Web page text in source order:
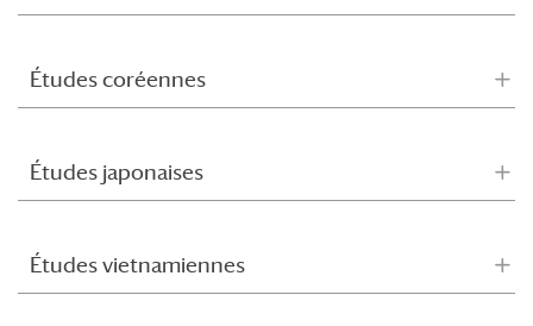
Études coréennes
Études japonaises
Études vietnamiennes